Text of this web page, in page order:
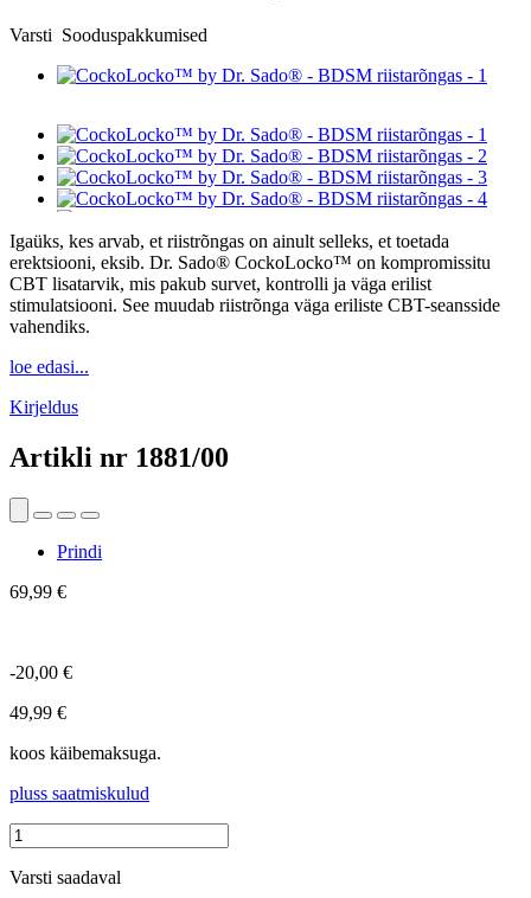
Varsti Sooduspakkumised
Igaüks, kes arvab, et riistrõngas on ainult selleks, et toetada
erektsiooni, eksib. Dr. Sado® CockoLocko™ on kompromissitu
CBT lisatarvik, mis pakub survet, kontrolli ja väga erilist
stimulatsiooni. See muudab riistrõnga väga eriliste CBT-seansside
vahendiks.
loe edasi...
Kirjeldus
Artikli nr 1881/00
Prindi
69,99 €
-20,00 €
49,99 €
koos käibemaksuga.
pluss saatmiskulud
Varsti saadaval